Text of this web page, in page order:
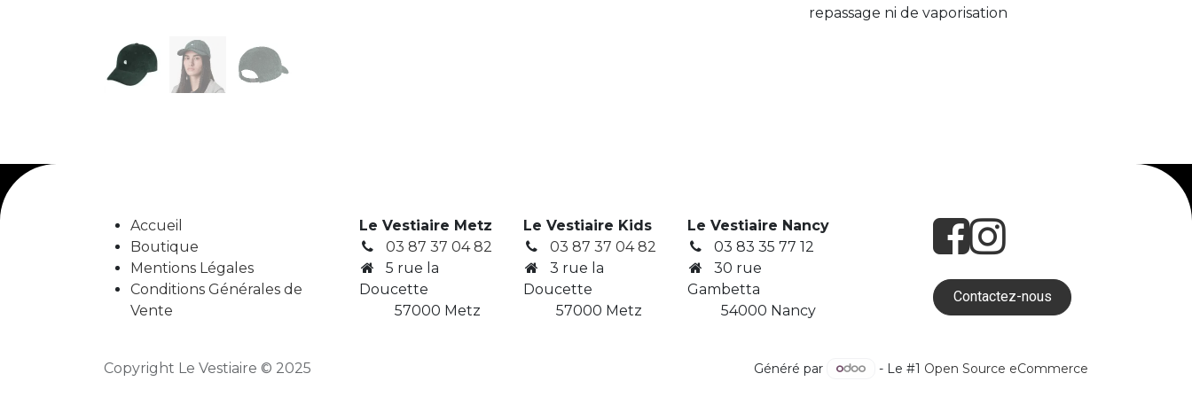
repassage ni de vaporisation
Accueil
Boutique
Mentions Légales
Conditions Générales de
Vente
Le Vestiaire Metz
03 87 37 04 82
5 rue la
Doucette
57000 Metz
Le Vestiaire Kids
03 87 37 04 82
3 rue la
Doucette
​ 57000 Metz
Le Vestiaire Nancy
03 83 35 77 12
30 rue
Gambetta
​ 54000 Nancy
Contactez-nous
Copyright Le Vestiaire © 2025 Généré par - Le #1 Open Source eCommerce